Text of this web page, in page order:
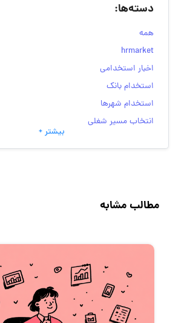
دسته‌ها:
همه
hrmarket
اخبار استخدامی
استخدام بانک
استخدام شهرها
انتخاب مسیر شغلی
به‌روزرسانی‌های سایت (کارجویی)
رزومه
فریلنسر
کارفرمایان
گزارش‌های آماری
مصاحبه شغلی
بیشتر +
مطالب مشابه